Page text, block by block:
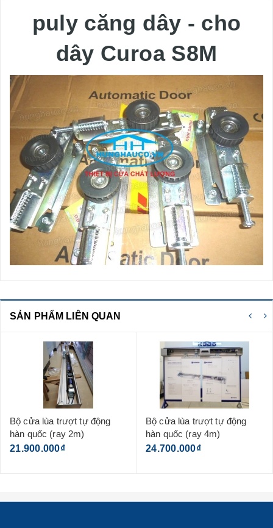
puly căng dây - cho
dây Curoa S8M
SẢN PHẨM LIÊN QUAN
Bộ cửa lùa trượt tự động
hàn quốc (ray 2m)
21.900.000₫
Bộ cửa lùa trượt tự động
hàn quốc (ray 4m)
24.700.000₫